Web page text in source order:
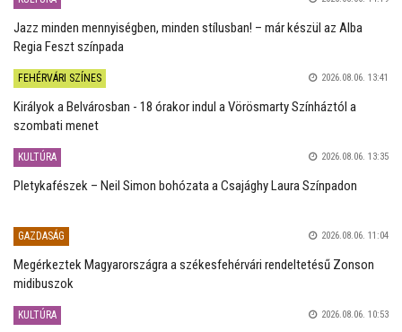
Jazz minden mennyiségben, minden stílusban! – már készül az Alba
Regia Feszt színpada
FEHÉRVÁRI SZÍNES 2026.08.06. 13:41
Királyok a Belvárosban - 18 órakor indul a Vörösmarty Színháztól a
szombati menet
KULTÚRA 2026.08.06. 13:35
Pletykafészek – Neil Simon bohózata a Csajághy Laura Színpadon
GAZDASÁG 2026.08.06. 11:04
Megérkeztek Magyarországra a székesfehérvári rendeltetésű Zonson
midibuszok
KULTÚRA 2026.08.06. 10:53